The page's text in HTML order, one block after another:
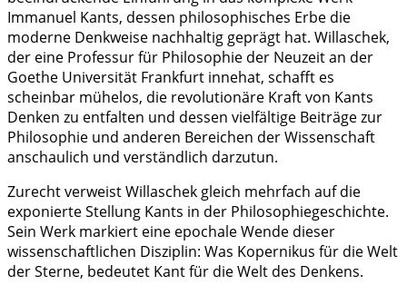
Immanuel Kants, dessen philosophisches Erbe die
moderne Denkweise nachhaltig geprägt hat. Willaschek,
der eine Professur für Philosophie der Neuzeit an der
Goethe Universität Frankfurt innehat, schafft es
scheinbar mühelos, die revolutionäre Kraft von Kants
Denken zu entfalten und dessen vielfältige Beiträge zur
Philosophie und anderen Bereichen der Wissenschaft
anschaulich und verständlich darzutun.
Zurecht verweist Willaschek gleich mehrfach auf die
exponierte Stellung Kants in der Philosophiegeschichte.
Sein Werk markiert eine epochale Wende dieser
wissenschaftlichen Disziplin: Was Kopernikus für die Welt
der Sterne, bedeutet Kant für die Welt des Denkens.